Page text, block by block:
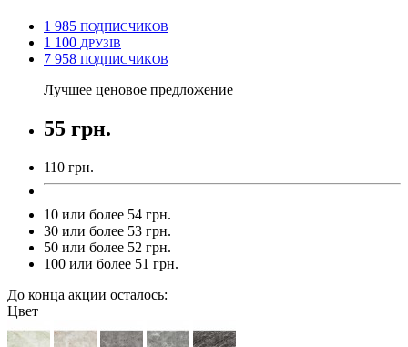
1 985 ПОДПИСЧИКОВ
1 100 ДРУЗІВ
7 958 ПОДПИСЧИКОВ
Лучшее ценовое предложение
55 грн.
110 грн.
10 или более 54 грн.
30 или более 53 грн.
50 или более 52 грн.
100 или более 51 грн.
До конца акции осталось:
Цвет